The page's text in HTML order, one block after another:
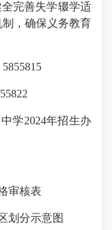
完善失学辍学适
，确保义务教育
学2024年招生办
审核表
划分示意图